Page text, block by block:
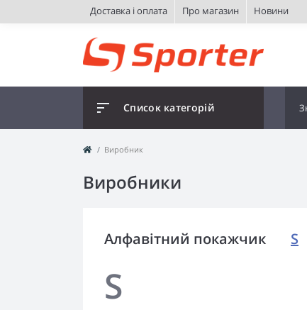
Доставка і оплата Про магазин Новини
Список категорій
Виробник
Виробники
Алфавітний покажчик S
S